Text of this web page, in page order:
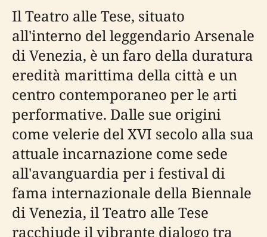
Il Teatro alle Tese, situato
all'interno del leggendario Arsenale
di Venezia, è un faro della duratura
eredità marittima della città e un
centro contemporaneo per le arti
performative. Dalle sue origini
come velerie del XVI secolo alla sua
attuale incarnazione come sede
all'avanguardia per i festival di
fama internazionale della Biennale
di Venezia, il Teatro alle Tese
racchiude il vibrante dialogo tra